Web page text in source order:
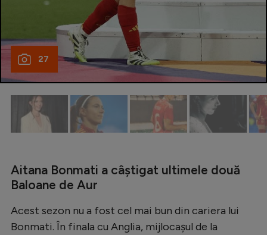
Intră în cont
Creează cont
27
Aitana Bonmati a câștigat ultimele două
Baloane de Aur
Acest sezon nu a fost cel mai bun din cariera lui
Bonmati. În finala cu Anglia, mijlocașul de la